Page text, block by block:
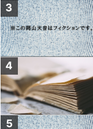
3
4
5